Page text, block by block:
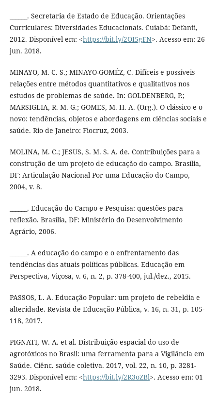
______. Secretaria de Estado de Educação. Orientações
Curriculares: Diversidades Educacionais. Cuiabá: Defanti,
2012. Disponível em: <https://bit.ly/2OI5gFN>. Acesso em: 26
jun. 2018.
MINAYO, M. C. S.; MINAYO-GOMÉZ, C. Difíceis e possíveis
relações entre métodos quantitativos e qualitativos nos
estudos de problemas de saúde. In: GOLDENBERG, P.;
MARSIGLIA, R. M. G.; GOMES, M. H. A. (Org.). O clássico e o
novo: tendências, objetos e abordagens em ciências sociais e
saúde. Rio de Janeiro: Fiocruz, 2003.
MOLINA, M. C.; JESUS, S. M. S. A. de. Contribuições para a
construção de um projeto de educação do campo. Brasília,
DF: Articulação Nacional Por uma Educação do Campo,
2004, v. 8.
______. Educação do Campo e Pesquisa: questões para
reflexão. Brasília, DF: Ministério do Desenvolvimento
Agrário, 2006.
______. A educação do campo e o enfrentamento das
tendências das atuais políticas públicas. Educação em
Perspectiva, Viçosa, v. 6, n. 2, p. 378-400, jul./dez., 2015.
PASSOS, L. A. Educação Popular: um projeto de rebeldia e
alteridade. Revista de Educação Pública, v. 16, n. 31, p. 105-
118, 2017.
PIGNATI, W. A. et al. Distribuição espacial do uso de
agrotóxicos no Brasil: uma ferramenta para a Vigilância em
Saúde. Ciênc. saúde coletiva. 2017, vol. 22, n. 10, p. 3281-
3293. Disponível em: <https://bit.ly/2R3oZBl>. Acesso em: 01
jun. 2018.